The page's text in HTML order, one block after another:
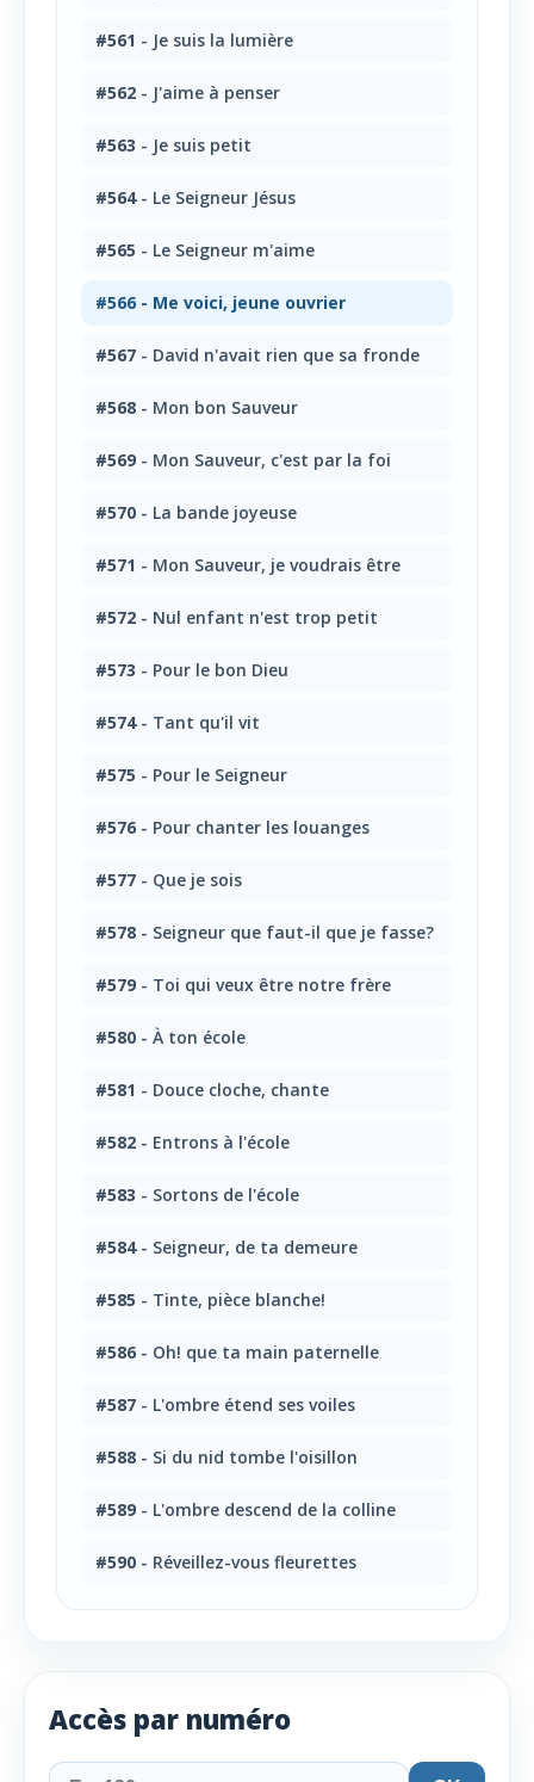
Accès par numéro
#561 - Je suis la lumière
#562 - J'aime à penser
#563 - Je suis petit
#564- Le Seigneur Jésus
#565 - Le Seigneur m'aime
#566 - Me voici, jeune ouvrier
#567 - David n'avait rien que sa fronde
#568 - Mon bon Sauveur
#569 - Mon Sauveur, c'est par la foi
#570 - La bande joyeuse
#571 - Mon Sauveur, je voudrais être
#572 - Nul enfant n'est trop petit
#573 - Pour le bon Dieu
#574- Tant qu'il vit
#575 - Pour le Seigneur
#576 - Pour chanter les louanges
#577 - Que je sois
#578 - Seigneur que faut-il que je fasse?
#579 - Toi qui veux être notre frère
#580 - À ton école
#581 - Douce cloche, chante
#582 - Entrons à l'école
#583 - Sortons de l'école
#584- Seigneur, de ta demeure
#585 - Tinte, pièce blanche!
#586 - Oh! que ta main paternelle
#587 - L'ombre étend ses voiles
#588 - Si du nid tombe l'oisillon
#589 - L'ombre descend de la colline
#590 - Réveillez-vous fleurettes